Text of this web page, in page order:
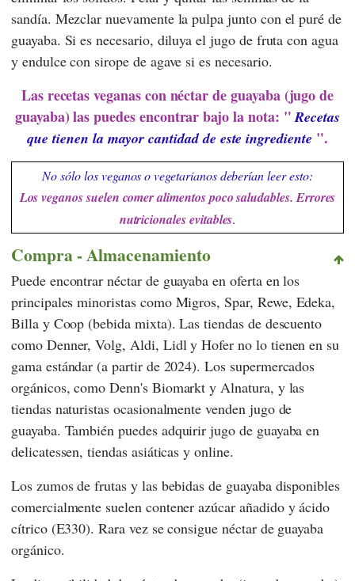
sandía. Mezclar nuevamente la pulpa junto con el puré de
guayaba. Si es necesario, diluya el jugo de fruta con agua
y endulce con sirope de agave si es necesario.
Las recetas veganas con néctar de guayaba (jugo de
guayaba) las puedes encontrar bajo la nota: "Recetas
que tienen la mayor cantidad de este ingrediente ".
No sólo los veganos o vegetarianos deberían leer esto:
Los veganos suelen comer alimentos poco saludables. Errores
nutricionales evitables.
Compra - Almacenamiento
Puede encontrar néctar de guayaba en oferta en los
principales minoristas como Migros,Spar, Rewe, Edeka,
Billay Coop (bebida mixta). Las tiendas de descuento
como Denner,Volg,Aldi, LidlyHofer no lo tienen en su
gama estándar (a partir de 2024). Los supermercados
orgánicos, comoDenn's Biomarkt yAlnatura, y las
tiendas naturistas ocasionalmente venden jugo de
guayaba. También puedes adquirir jugo de guayaba en
delicatessen, tiendas asiáticas y online.
Los zumos de frutas y las bebidas de guayaba disponibles
comercialmente suelen contener azúcar añadido y ácido
cítrico (E330). Rara vez se consigue néctar de guayaba
orgánico.